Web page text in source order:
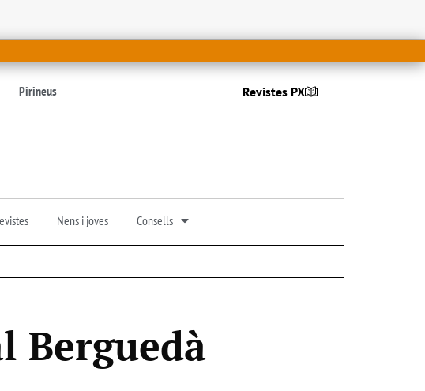
Pirineus Revistes PX
Nens i joves Consells
Berguedà